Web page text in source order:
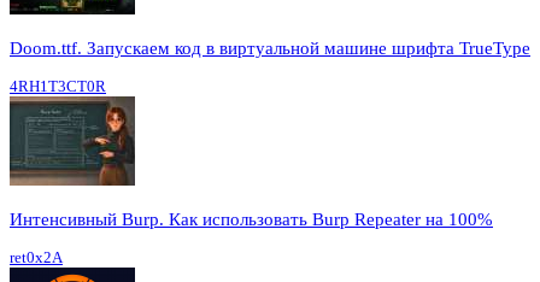
Doom.ttf. Запускаем код в виртуальной машине шрифта TrueType
4RH1T3CT0R
Интенсивный Burp. Как использовать Burp Repeater на 100%
ret0x2A